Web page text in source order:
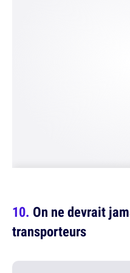
On ne devrait
transporteurs